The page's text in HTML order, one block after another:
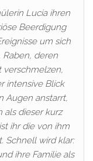
Lucia ihren
Beerdigung
um sich
deren
verschmelzen,
intensive Blick
Augen anstarrt,
als dieser kurz
ihr die von ihm
Schnell wird klar:
ihre Familie als